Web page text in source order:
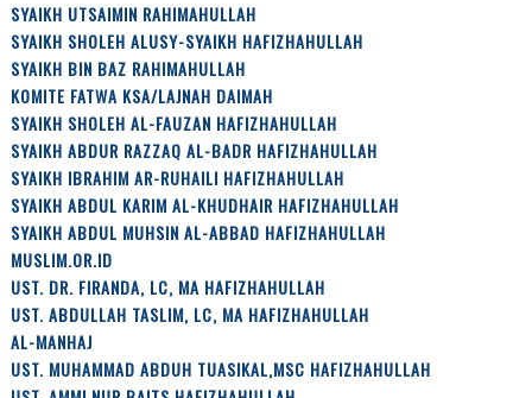
SYAIKH UTSAIMIN RAHIMAHULLAH
SYAIKH SHOLEH ALUSY-SYAIKH HAFIZHAHULLAH
SYAIKH BIN BAZ RAHIMAHULLAH
KOMITE FATWA KSA/LAJNAH DAIMAH
SYAIKH SHOLEH AL-FAUZAN HAFIZHAHULLAH
SYAIKH ABDUR RAZZAQ AL-BADR HAFIZHAHULLAH
SYAIKH IBRAHIM AR-RUHAILI HAFIZHAHULLAH
SYAIKH ABDUL KARIM AL-KHUDHAIR HAFIZHAHULLAH
SYAIKH ABDUL MUHSIN AL-ABBAD HAFIZHAHULLAH
MUSLIM.OR.ID
UST. DR. FIRANDA, LC, MA HAFIZHAHULLAH
UST. ABDULLAH TASLIM, LC, MA HAFIZHAHULLAH
AL-MANHAJ
UST. MUHAMMAD ABDUH TUASIKAL,MSC HAFIZHAHULLAH